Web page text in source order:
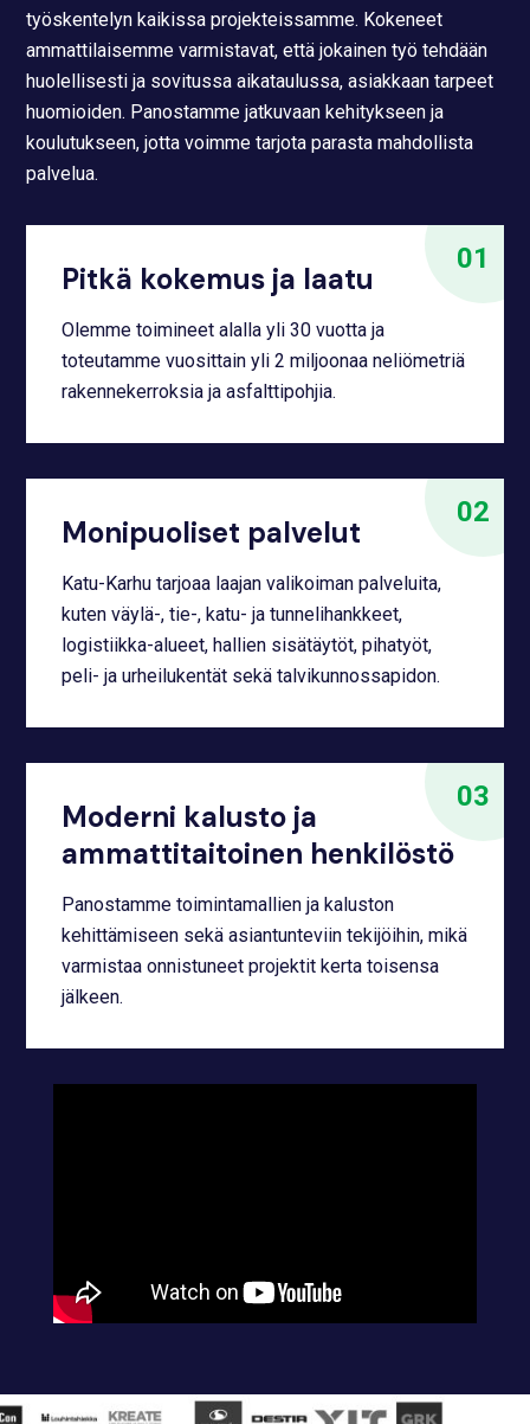
työskentelyn kaikissa projekteissamme. Kokeneet
ammattilaisemme varmistavat, että jokainen työ tehdään
huolellisesti ja sovitussa aikataulussa, asiakkaan tarpeet
huomioiden. Panostamme jatkuvaan kehitykseen ja
koulutukseen, jotta voimme tarjota parasta mahdollista
palvelua.
Pitkä kokemus ja laatu
Olemme toimineet alalla yli 30 vuotta ja
toteutamme vuosittain yli 2 miljoonaa neliömetriä
rakennekerroksia ja asfalttipohjia.
Monipuoliset palvelut
Katu-Karhu tarjoaa laajan valikoiman palveluita,
kuten väylä-, tie-, katu- ja tunnelihankkeet,
logistiikka-alueet, hallien sisätäytöt, pihatyöt,
peli- ja urheilukentät sekä talvikunnossapidon.
Moderni kalusto ja
ammattitaitoinen henkilöstö
Panostamme toimintamallien ja kaluston
kehittämiseen sekä asiantunteviin tekijöihin, mikä
varmistaa onnistuneet projektit kerta toisensa
jälkeen.